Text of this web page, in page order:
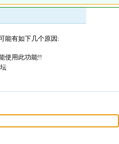
能有如下几个原因:
使用此功能!!